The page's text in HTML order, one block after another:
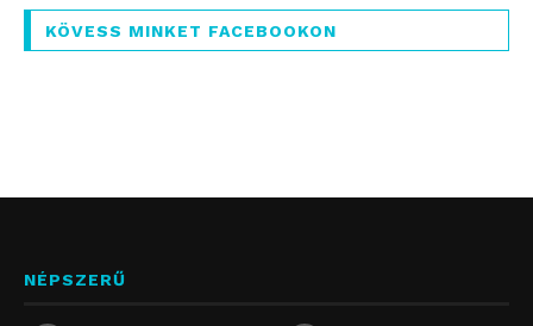
KÖVESS MINKET FACEBOOKON
NÉPSZERŰ